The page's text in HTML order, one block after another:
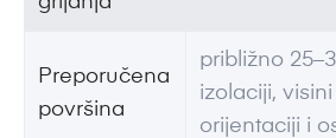
Preporučena
površina
približno
izolaciji,
orijentaciji i